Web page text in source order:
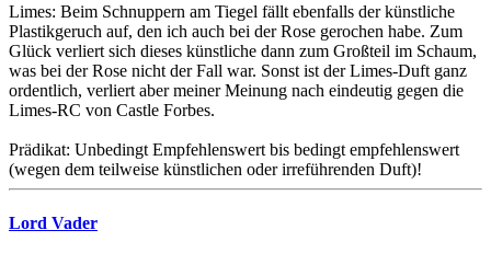
Limes: Beim Schnuppern am Tiegel fällt ebenfalls der künstliche
Plastikgeruch auf, den ich auch bei der Rose gerochen habe. Zum
Glück verliert sich dieses künstliche dann zum Großteil im Schaum,
was bei der Rose nicht der Fall war. Sonst ist der Limes-Duft ganz
ordentlich, verliert aber meiner Meinung nach eindeutig gegen die
Limes-RC von Castle Forbes.
Prädikat: Unbedingt Empfehlenswert bis bedingt empfehlenswert
(wegen dem teilweise künstlichen oder irreführenden Duft)!
Lord Vader